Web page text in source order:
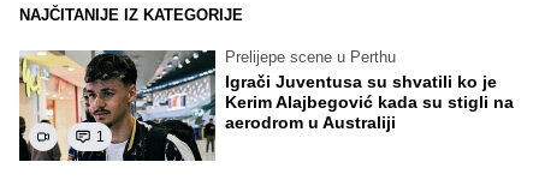
NAJČITANIJE IZ KATEGORIJE
1
Prelijepe scene u Perthu
Igrači Juventusa su shvatili ko je
Kerim Alajbegović kada su stigli na
aerodrom u Australiji